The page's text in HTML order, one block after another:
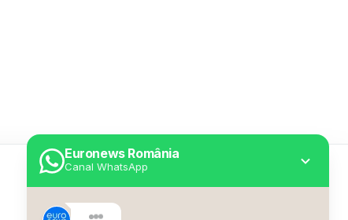
Euronews România
Canal WhatsApp